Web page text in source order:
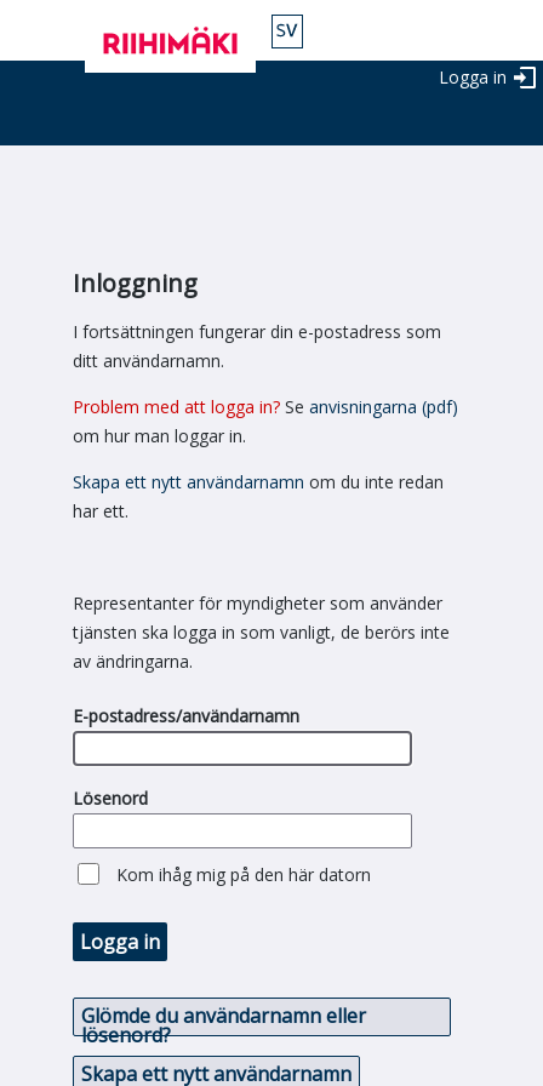
Logga in
Inloggning
I fortsättningen fungerar din e-postadress som
ditt användarnamn.
Problem med att logga in? Se anvisningarna (pdf)
om hur man loggar in.
Skapa ett nytt användarnamn om du inte redan
har ett.
Representanter för myndigheter som använder
tjänsten ska logga in som vanligt, de berörs inte
av ändringarna.
E-postadress/användarnamn
Lösenord
Kom ihåg mig på den här datorn
Logga in
Glömde du användarnamn eller
lösenord?
Skapa ett nytt användarnamn